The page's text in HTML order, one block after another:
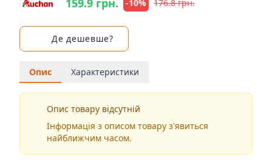
159.9 грн. -10% 176.8 грн.
Де дешевше?
Опис Характеристики
Опис товару відсутній
Інформація з описом товару з'явиться
найближчим часом.